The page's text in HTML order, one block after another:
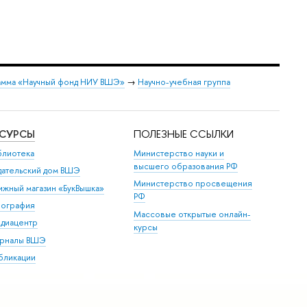
«Научный фонд НИУ ВШЭ» → Научно-учебная группа
дом ВШЭ
магазин «БукВышка»
ВШЭ
ПОЛЕЗНЫЕ ССЫЛКИ
Министерство науки и
высшего образования РФ
Министерство просвещения
РФ
Массовые открытые онлайн-
курсы